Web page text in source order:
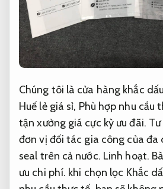
Chúng tôi là cửa hàng khắc
Huế lẻ giá sỉ, Phù hợp nhu cầu
tận xưởng giá cực kỳ ưu đãi.
đơn vị đối tác gia công của đa
seal trên cả nước. Linh hoạt.
ưu chi phí. khi chọn lọc Khắc